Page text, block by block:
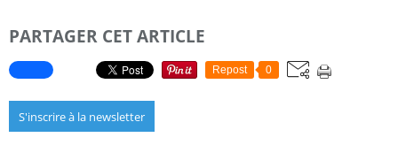
PARTAGER CET ARTICLE
Repost 0
S'inscrire à la newsletter